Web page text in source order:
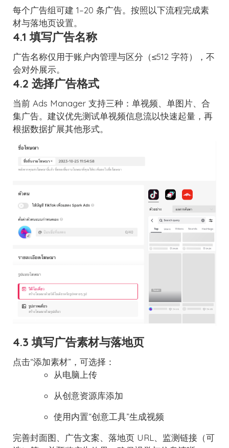
每个广告组可建 1–20 条广告。按照以下流程完成素
材与落地页设置。
4.1 填写广告名称
广告名称仅用于账户内管理与区分（≤512 字符），不
会对外展示。
4.2 选择广告格式
当前 Ads Manager 支持三种：单视频、单图片、合
集广告。建议优先测试单视频信息流以快速起量，再
根据数据扩展其他形式。
4.3 填写广告素材与落地页
点击“添加素材”，可选择：
从电脑上传
从创意资源库添加
使用内置“创意工具”生成视频
完善封面图、广告文案、落地页 URL、监测链接（可